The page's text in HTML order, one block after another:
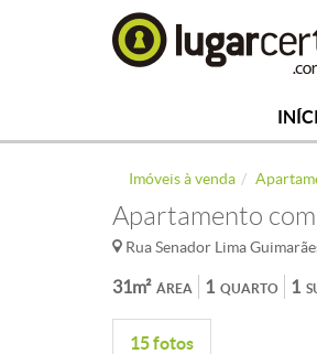
Imóveis à venda
Apartamento
Rua Senador Lima
ÁREA
31m² QUARTO
1 1
15 fotos